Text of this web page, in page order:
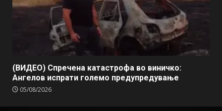
(ВИДЕО) Спречена катастрофа во виничко:
Ангелов испрати големо предупредување
05/08/2026